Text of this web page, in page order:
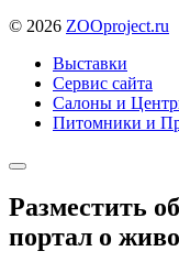
© 2026 ZOOproject.ru
Выставки
Сервис сайта
Салоны и
Питомники и
Разместить
портал о